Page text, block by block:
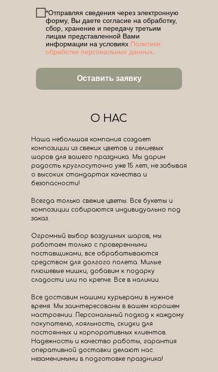
*Отправляя сведения через электронную
форму, Вы даете согласие на обработку,
сбор, хранение и передачу третьим
лицам представленной Вами
информации на условиях Политики
обработки персональных данных.
Оставить заявку
О НАС
Наша небольшая компания создает
композиции из свежих цветов и гелиевых
шаров для вашего праздника. Мы дарим
радость круглосуточно уже 15 лет, не забывая
о высоких стандартах качества и
безопасности!
Всегда только свежие цветы. Все букеты и
композиции собираются индивидуально под
заказ.
Огромный выбор воздушных шаров, мы
работаем только с проверенными
поставщиками, все обрабатываются
средством для долгого полета. Милые
плюшевые мишки, добавим к подарку
сладости или по крепче. Все в наличии.
Все доставим нашими курьерами в нужное
время. Мы заинтересованы в вашем хорошем
настроении. Персональный подход к каждому
покупателю, лояльность, скидки для
постоянных и корпоративных клиентов.
Надежность и качество работы, гарантия
оперативной доставки делают нас
незаменимыми в подготовке праздника!